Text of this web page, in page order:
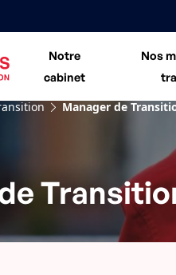
Notre
cabinet
Nos
Manager de